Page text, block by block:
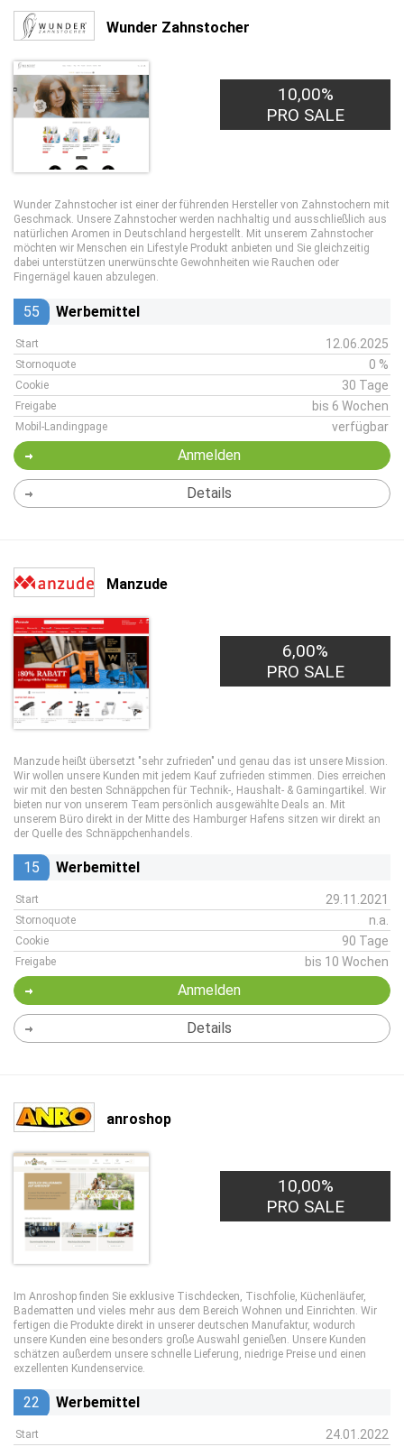
Wunder Zahnstocher
10,00%
PRO SALE
Wunder Zahnstocher ist einer der führenden Hersteller von Zahnstochern mit
Geschmack. Unsere Zahnstocher werden nachhaltig und ausschließlich aus
natürlichen Aromen in Deutschland hergestellt. Mit unserem Zahnstocher
möchten wir Menschen ein Lifestyle Produkt anbieten und Sie gleichzeitig
dabei unterstützen unerwünschte Gewohnheiten wie Rauchen oder
Fingernägel kauen abzulegen.
55 Werbemittel
Start 12.06.2025
Stornoquote 0 %
Cookie 30 Tage
Freigabe bis 6 Wochen
Mobil-Landingpage verfügbar
Anmelden
Details
Manzude
6,00%
PRO SALE
Manzude heißt übersetzt "sehr zufrieden" und genau das ist unsere Mission.
Wir wollen unsere Kunden mit jedem Kauf zufrieden stimmen. Dies erreichen
wir mit den besten Schnäppchen für Technik-, Haushalt- & Gamingartikel. Wir
bieten nur von unserem Team persönlich ausgewählte Deals an. Mit
unserem Büro direkt in der Mitte des Hamburger Hafens sitzen wir direkt an
der Quelle des Schnäppchenhandels.
15 Werbemittel
Start 29.11.2021
Stornoquote n.a.
Cookie 90 Tage
Freigabe bis 10 Wochen
Anmelden
Details
anroshop
10,00%
PRO SALE
Im Anroshop finden Sie exklusive Tischdecken, Tischfolie, Küchenläufer,
Badematten und vieles mehr aus dem Bereich Wohnen und Einrichten. Wir
fertigen die Produkte direkt in unserer deutschen Manufaktur, wodurch
unsere Kunden eine besonders große Auswahl genießen. Unsere Kunden
schätzen außerdem unsere schnelle Lieferung, niedrige Preise und einen
exzellenten Kundenservice.
22 Werbemittel
Start 24.01.2022